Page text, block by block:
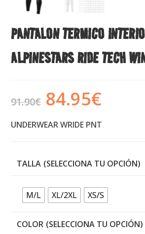
PANTALON TERMICO
ALPINESTARS RIDE TECH
91.90€ 84.95€
UNDERWEAR WRIDE PNT
TALLA
M/L XL/2XL XS/S
COLOR